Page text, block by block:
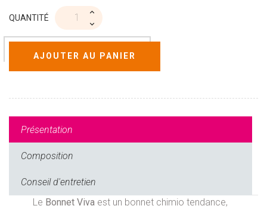
QUANTITÉ
AJOUTER AU PANIER
Présentation
Composition
Conseil d'entretien
Le Bonnet Viva est un bonnet chimio tendance,